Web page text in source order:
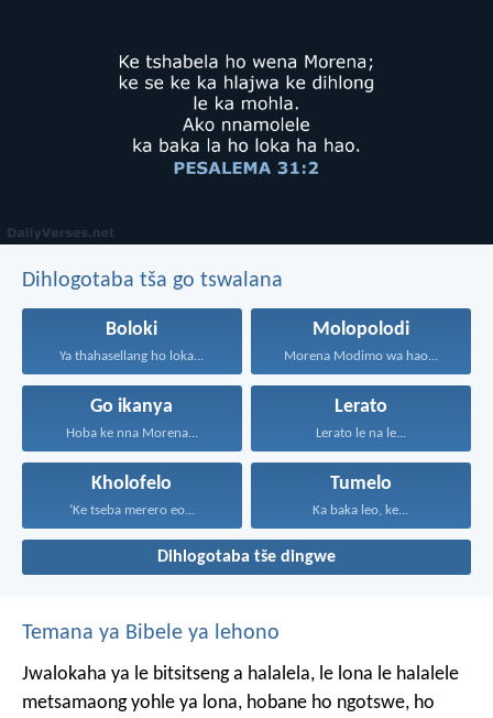
Dihlogotaba tša go tswalana
Boloki
Ya thahasellang ho loka...
Molopolodi
Morena Modimo wa hao...
Go ikanya
Hoba ke nna Morena...
Lerato
Lerato le na le...
Kholofelo
‘Ke tseba merero eo...
Tumelo
Ka baka leo, ke...
Dihlogotaba tše dingwe
Temana ya Bibele ya lehono
Jwalokaha ya le bitsitseng a halalela, le lona le halalele
metsamaong yohle ya lona, hobane ho ngotswe, ho